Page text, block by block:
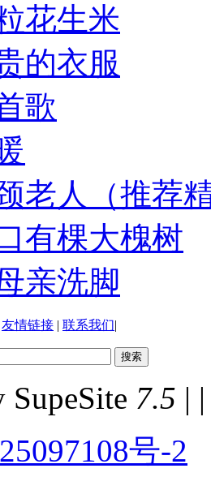
花生米
的衣服
歌
老人（推荐
有棵大槐树
亲洗脚
友情链接 | 联系我们|
SupeSite 7.5 | |
号-2